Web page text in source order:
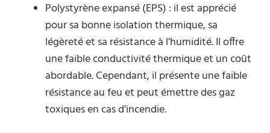
Polystyrène expansé (EPS) : il est apprécié
pour sa bonne isolation thermique, sa
légèreté et sa résistance à l’humidité. Il offre
une faible conductivité thermique et un coût
abordable. Cependant, il présente une faible
résistance au feu et peut émettre des gaz
toxiques en cas d’incendie.